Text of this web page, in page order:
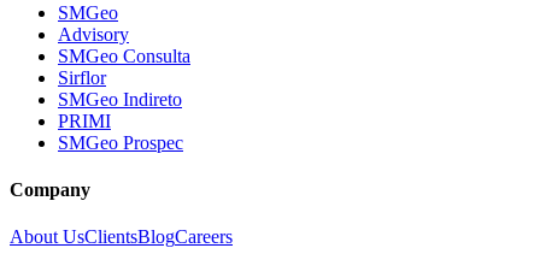
SMGeo
Advisory
SMGeo Consulta
Sirflor
SMGeo Indireto
PRIMI
SMGeo Prospec
Company
About UsClientsBlogCareers